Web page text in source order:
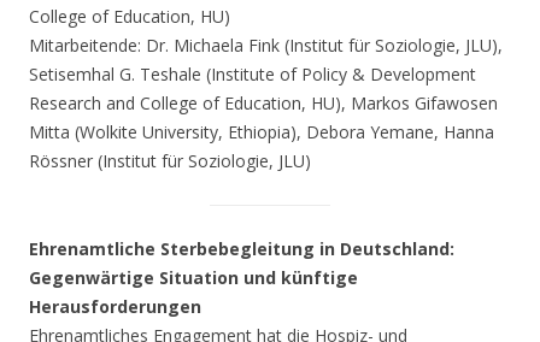
College of Education, HU)
Mitarbeitende: Dr. Michaela Fink (Institut für Soziologie, JLU),
Setisemhal G. Teshale (Institute of Policy & Development
Research and College of Education, HU), Markos Gifawosen
Mitta (Wolkite University, Ethiopia), Debora Yemane, Hanna
Rössner (Institut für Soziologie, JLU)
Ehrenamtliche Sterbebegleitung in Deutschland:
Gegenwärtige Situation und künftige
Herausforderungen
Ehrenamtliches Engagement hat die Hospiz- und